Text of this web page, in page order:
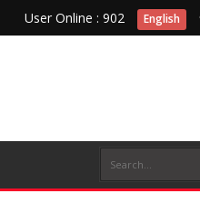
User Online : 902 English